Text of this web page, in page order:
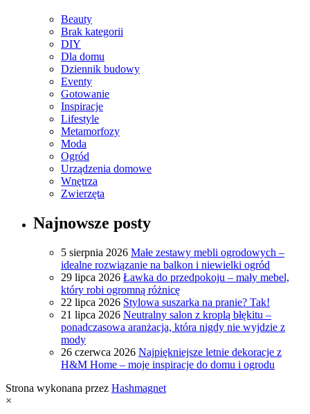
Beauty
Brak kategorii
DIY
Dla domu
Dziennik budowy
Eventy
Gotowanie
Inspiracje
Lifestyle
Metamorfozy
Moda
Ogród
Urządzenia domowe
Wnętrza
Zwierzęta
Najnowsze posty
5 sierpnia 2026 Małe zestawy mebli ogrodowych –
idealne rozwiązanie na balkon i niewielki ogród
29 lipca 2026 Ławka do przedpokoju – mały mebel,
który robi ogromną różnicę
22 lipca 2026 Stylowa suszarka na pranie? Tak!
21 lipca 2026 Neutralny salon z kroplą błękitu –
ponadczasowa aranżacja, która nigdy nie wyjdzie z
mody
26 czerwca 2026 Najpiękniejsze letnie dekoracje z
H&M Home – moje inspiracje do domu i ogrodu
Strona wykonana przez Hashmagnet
×